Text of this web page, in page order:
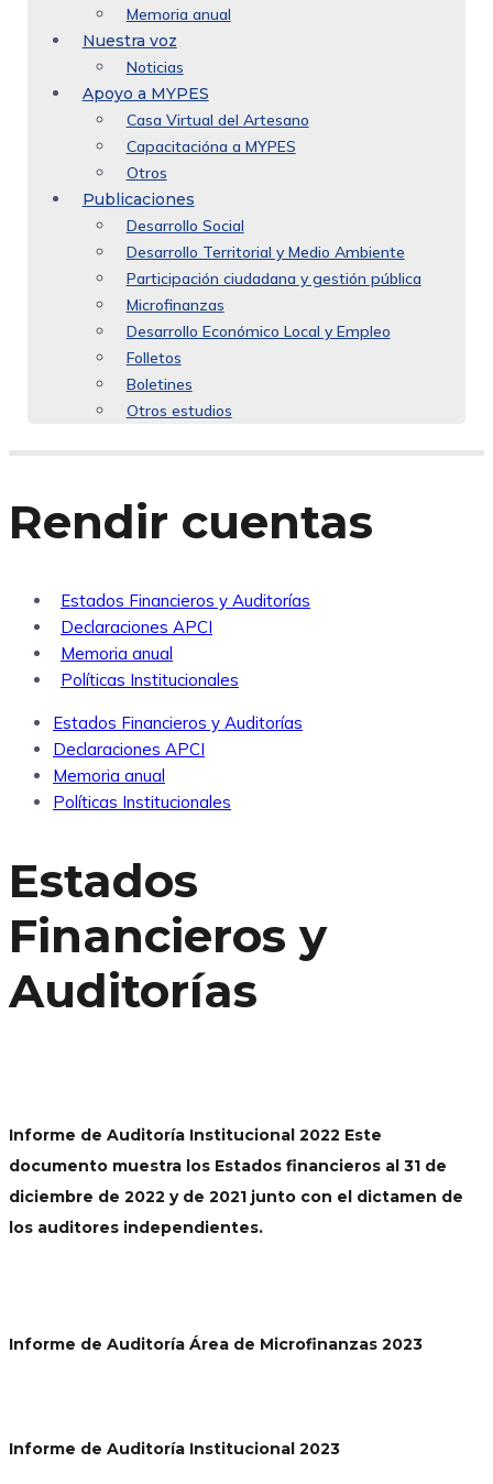
Memoria anual
Nuestra voz
Noticias
Apoyo a MYPES
Casa Virtual del Artesano
Capacitacióna a MYPES
Otros
Publicaciones
Desarrollo Social
Desarrollo Territorial y Medio Ambiente
Participación ciudadana y gestión pública
Microfinanzas
Desarrollo Económico Local y Empleo
Folletos
Boletines
Otros estudios
Rendir cuentas
Estados Financieros y Auditorías
Declaraciones APCI
Memoria anual
Políticas Institucionales
Estados Financieros y Auditorías
Declaraciones APCI
Memoria anual
Políticas Institucionales
Estados
Financieros y
Auditorías
Informe de Auditoría Institucional 2022 Este
documento muestra los Estados financieros al 31 de
diciembre de 2022 y de 2021 junto con el dictamen de
los auditores independientes.
Informe de Auditoría Área de Microfinanzas 2023
Informe de Auditoría Institucional 2023